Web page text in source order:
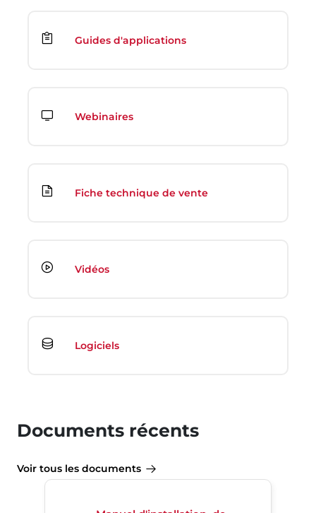
Guides d'applications
Webinaires
Fiche technique de vente
Vidéos
Logiciels
Documents récents
Voir tous les documents